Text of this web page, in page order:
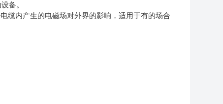
备。
缆内产生的电磁场对外界的影响，适用于有的场合